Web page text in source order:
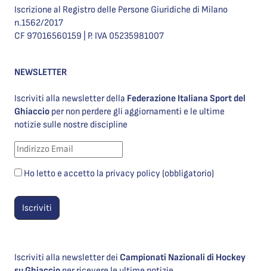
Iscrizione al Registro delle Persone Giuridiche di Milano
n.1562/2017
CF 97016560159 | P. IVA 05235981007
NEWSLETTER
Iscriviti alla newsletter della Federazione Italiana Sport del
Ghiaccio per non perdere gli aggiornamenti e le ultime
notizie sulle nostre discipline
Ho letto e accetto la privacy policy (obbligatorio)
Iscriviti alla newsletter dei Campionati Nazionali di Hockey